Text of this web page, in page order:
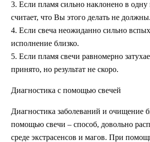
3. Если пламя сильно наклонено в одну
считает, что Вы этого делать не должны.
4. Если свеча неожиданно сильно
исполнение близко.
5. Если пламя свечи равномерно
принято, но результат не скоро.
Диагностика с помощью свечей
Диагностика заболеваний и очищение
помощью свечи – способ, довольно
среде экстрасенсов и магов. При